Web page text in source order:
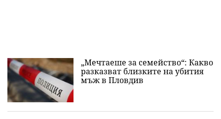
„Мечтаеше за семейство“: Какво
разказват близките на убития
мъж в Пловдив